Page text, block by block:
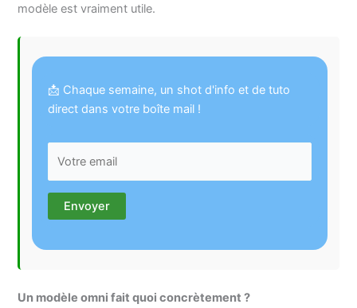
modèle est vraiment utile.
📩 Chaque semaine, un shot d'info et de tuto
direct dans votre boîte mail !
Un modèle omni fait quoi concrètement ?